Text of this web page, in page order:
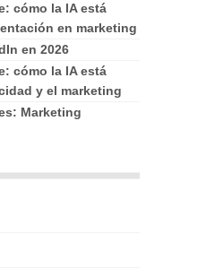
cómo la IA está
en marketing
en 2026
cómo la IA está
y el marketing
Marketing